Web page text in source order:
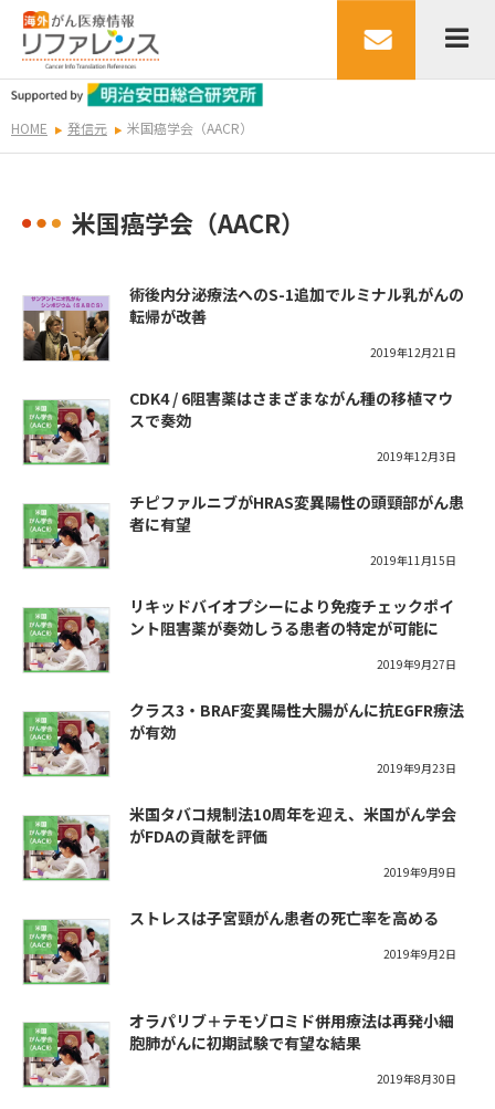
HOME 発信元 米国癌学会（AACR）
米国癌学会（AACR）
術後内分泌療法へのS-1追加でルミナル乳がんの
転帰が改善
2019年12月21日
CDK4 / 6阻害薬はさまざまながん種の移植マウ
スで奏効
2019年12月3日
チピファルニブがHRAS変異陽性の頭頸部がん患
者に有望
2019年11月15日
リキッドバイオプシーにより免疫チェックポイ
ント阻害薬が奏効しうる患者の特定が可能に
2019年9月27日
クラス3・BRAF変異陽性大腸がんに抗EGFR療法
が有効
2019年9月23日
米国タバコ規制法10周年を迎え、米国がん学会
がFDAの貢献を評価
2019年9月9日
ストレスは子宮頸がん患者の死亡率を高める
2019年9月2日
オラパリブ＋テモゾロミド併用療法は再発小細
胞肺がんに初期試験で有望な結果
2019年8月30日